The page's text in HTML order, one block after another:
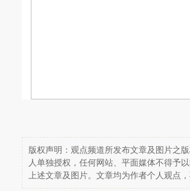
版权声明：观点频道所发布文章及图片之
人单独授权，任何网站、平面媒体不得予
上述文章及图片。文章均为作者个人观点